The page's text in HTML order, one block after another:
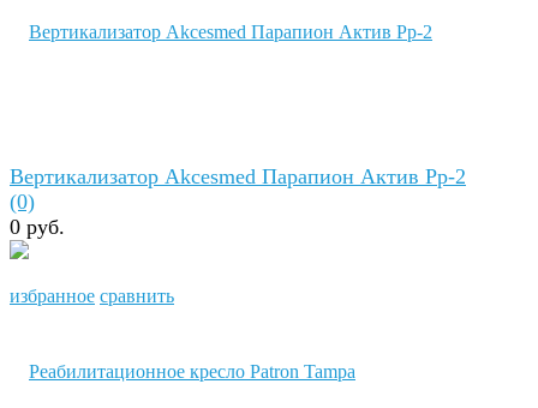
избранное сравнить
Вертикализатор Akcesmed Парапион Актив Pp-2
(0)
0 руб.